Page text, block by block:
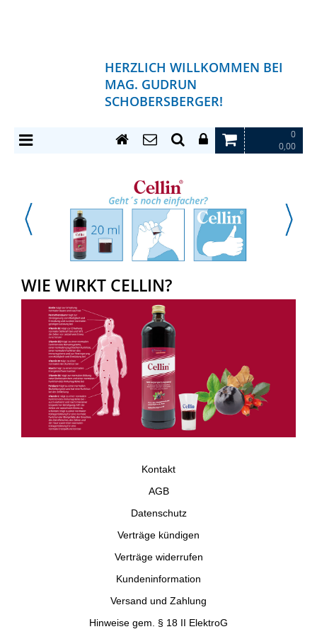
HERZLICH WILLKOMMEN BEI
MAG. GUDRUN
SCHOBERSBERGER!
0
0,00
WIE WIRKT CELLIN?
Kontakt
AGB
Datenschutz
Verträge kündigen
Verträge widerrufen
Kundeninformation
Versand und Zahlung
Hinweise gem. § 18 II ElektroG